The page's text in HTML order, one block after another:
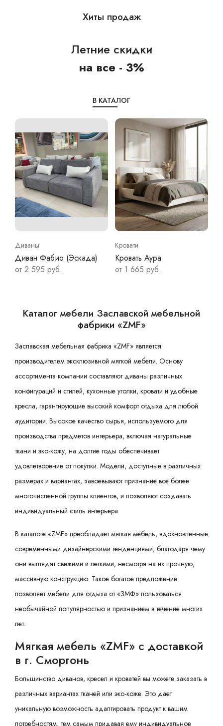
Хиты продаж
Летние скидки
на все - 3%
В КАТАЛОГ
Диваны
Диван Фабио (Эскада)
от 2 595 руб.
Кровати
Кровать Аура
от 1 665 руб.
Каталог мебели Заславской мебельной
фабрики «ZMF»
Заславская мебельная фабрика «ZMF» является
производителем эксклюзивной мягкой мебели. Основу
ассортимента компании составляют диваны различных
конфигураций и стилей, кухонные уголки, кровати и удобные
кресла, гарантирующие высокий комфорт отдыха для любой
аудитории. Высокое качество сырья, используемого для
производства предметов интерьера, включая натуральные
ткани и эко-кожу, на долгие годы обеспечивает
удовлетворение от покупки. Модели, доступные в различных
размерах и вариантах, завоевывают признание все более
многочисленной группы клиентов, и позволяют создавать
индивидуальный стиль интерьера.
В каталоге «ZMF» преобладает мягкая мебель, вдохновленные
современными дизайнерскими тенденциями, благодаря чему
они выглядят свежими и легкими, несмотря на их прочную,
массивную конструкцию. Такое богатое предложение
позволяет мебели для отдыха от «ЗМФ» пользоваться
необычайной популярностью и признанием в течение многих
лет.
Мягкая мебель «ZMF» с доставкой
в г. Сморгонь
Большинство диванов, кресел и кроватей вы можете заказать в
различных вариантах тканей или эко-коже. Это дает
уникальную возможность адаптировать продукт к вашим
потребностям, тем самым придавая ему индивидуальное